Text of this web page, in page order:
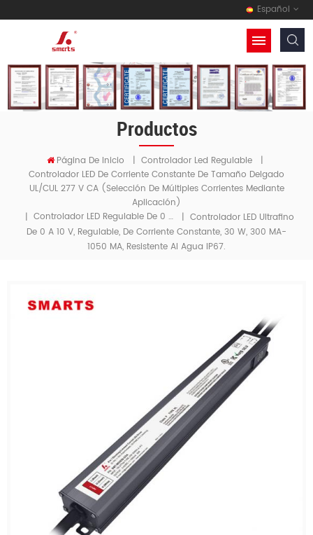
Español
Productos
Página De Inicio | Controlador Led Regulable
|
Controlador LED De Corriente Constante De Tamaño Delgado
UL/cUL 277 V CA (selección De Múltiples Corrientes Mediante
Aplicación)
|
Controlador LED Regulable De 0 A 10 V | Controlador LED Ultrafino
De 0 A 10 V, Regulable, De Corriente Constante, 30 W, 300 MA-
1050 MA, Resistente Al Agua IP67.